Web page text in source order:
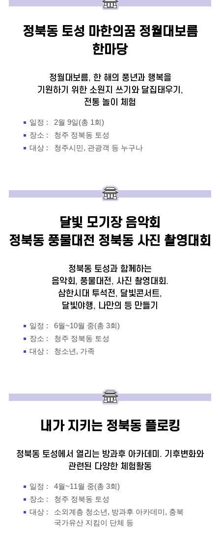
정북동 토성 마한의꿈 정월대보름
한마당
정월대보름, 한 해의 풍년과 행복을
기원하기 위한 소원지 쓰기와 달집태우기,
전통 놀이 체험
일정 :
2월 9일(총 1회)
장소 :
청주 정북동 토성
대상 :
청주시민, 관광객 등 누구나
달빛 모기장 음악회
정북동 풍물대전 정북동 사진 촬영대회
정북동 토성과 함께하는
음악회, 풍물대전, 사진 촬영대회.
삼한시대 투석전, 달빛콘서트,
달빛야행, 나만의 등 만들기
일정 :
6월~10월 중(총 3회)
장소 :
청주 정북동 토성
대상 :
청소년, 가족
내가 지키는 정북동 플로킹
정북동 토성에서 열리는 방과후 아카데미. 기후변화와
관련된 다양한 체험활동
일정 :
4월~11월 중(총 3회)
장소 :
청주 정북동 토성
대상 :
소외계층 청소년, 방과후 아카데미, 충북
국가유산 지킴이 단체 등